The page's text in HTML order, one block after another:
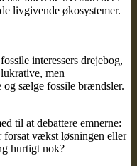
livgivende økosystemer.
interessers drejebog,
men
og sælge fossile brændsler.
til at debattere emnerne:
vækst løsningen eller
hurtigt nok?